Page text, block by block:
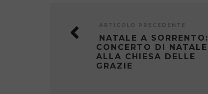
ARTICOLO PRECEDENTE
NATALE A SORRENTO:
CONCERTO DI NATALE
ALLA CHIESA DELLE
GRAZIE